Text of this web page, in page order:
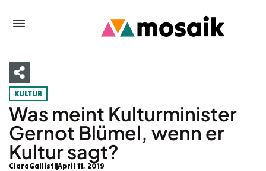
KULTUR
Was meint Kulturminister
Gernot Blümel, wenn er
Kultur sagt?
ClaraGallistl April 11, 2019